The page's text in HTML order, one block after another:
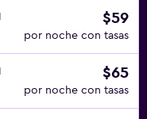
$59
por noche con tasas
$65
por noche con tasas